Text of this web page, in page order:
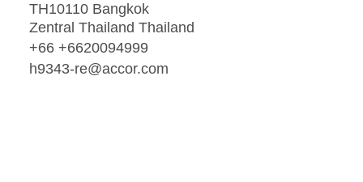
TH10110 Bangkok
Zentral Thailand Thailand
+66 +6620094999
h9343-re@accor.com